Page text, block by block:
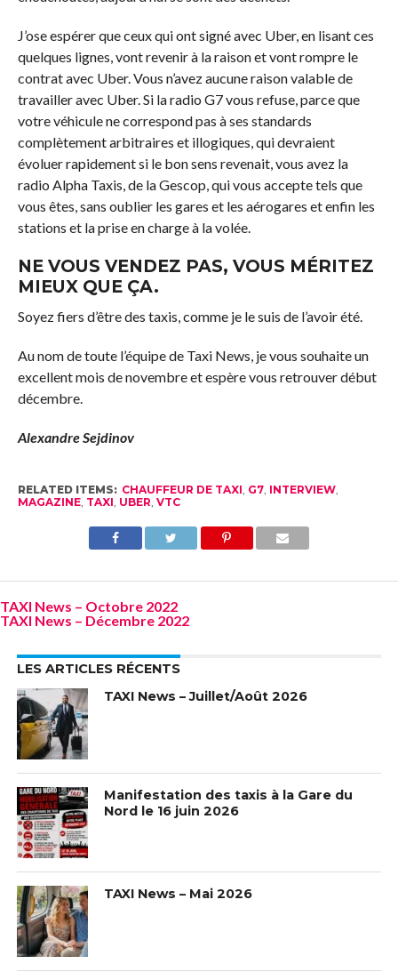
J’ose espérer que ceux qui ont signé avec Uber, en lisant ces
quelques lignes, vont revenir à la raison et vont rompre le
contrat avec Uber. Vous n’avez aucune raison valable de
travailler avec Uber. Si la radio G7 vous refuse, parce que
votre véhicule ne correspond pas à ses standards
complètement arbitraires et illogiques, qui devraient
évoluer rapidement si le bon sens revenait, vous avez la
radio Alpha Taxis, de la Gescop, qui vous accepte tels que
vous êtes, sans oublier les gares et les aérogares et enfin les
stations et la prise en charge à la volée.
NE VOUS VENDEZ PAS, VOUS MÉRITEZ
MIEUX QUE ÇA.
Soyez fiers d’être des taxis, comme je le suis de l’avoir été.
Au nom de toute l’équipe de Taxi News, je vous souhaite un
excellent mois de novembre et espère vous retrouver début
décembre.
Alexandre Sejdinov
RELATED ITEMS: CHAUFFEUR DE TAXI G7, INTERVIEW,
MAGAZINE, TAXI UBER VTC
TAXI News – Octobre 2022
TAXI News – Décembre 2022
LES ARTICLES RÉCENTS
TAXI News – Juillet/Août 2026
Manifestation des taxis à la Gare du
Nord le 16 juin 2026
TAXI News – Mai 2026